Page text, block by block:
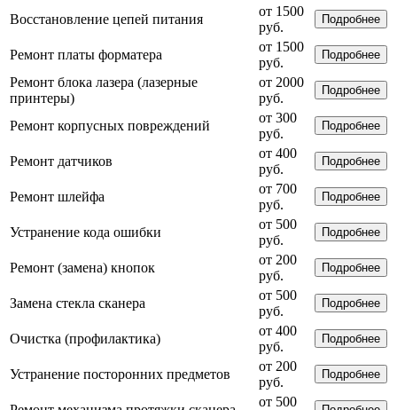
Восстановление цепей питания
от 1500
руб.
Подробнее
Ремонт платы форматера
от 1500
руб.
Подробнее
Ремонт блока лазера (лазерные
принтеры)
от 2000
руб.
Подробнее
Ремонт корпусных повреждений
от 300
руб.
Подробнее
Ремонт датчиков
от 400
руб.
Подробнее
Ремонт шлейфа
от 700
руб.
Подробнее
Устранение кода ошибки
от 500
руб.
Подробнее
Ремонт (замена) кнопок
от 200
руб.
Подробнее
Замена стекла сканера
от 500
руб.
Подробнее
Очистка (профилактика)
от 400
руб.
Подробнее
Устранение посторонних предметов
от 200
руб.
Подробнее
от 500